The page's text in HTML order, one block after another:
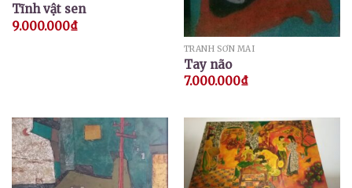
Tĩnh vật sen
9.000.000₫
TRANH SƠN MÀI
Tay não
7.000.000₫